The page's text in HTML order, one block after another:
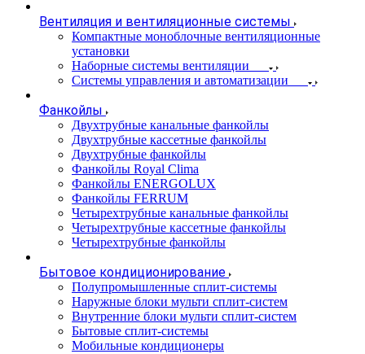
Вентиляция и вентиляционные системы
Компактные моноблочные вентиляционные
установки
Наборные системы вентиляции
Системы управления и автоматизации
Фанкойлы
Двухтрубные канальные фанкойлы
Двухтрубные кассетные фанкойлы
Двухтрубные фанкойлы
Фанкойлы Royal Clima
Фанкойлы ENERGOLUX
Фанкойлы FERRUM
Четырехтрубные канальные фанкойлы
Четырехтрубные кассетные фанкойлы
Четырехтрубные фанкойлы
Бытовое кондиционирование
Полупромышленные сплит-системы
Наружные блоки мульти сплит-систем
Внутренние блоки мульти сплит-систем
Бытовые сплит-системы
Мобильные кондиционеры